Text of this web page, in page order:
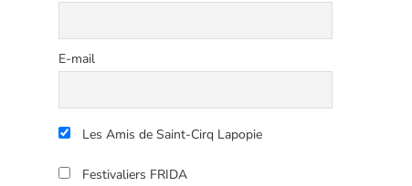
E-mail
Les Amis de Saint-Cirq Lapopie
Festivaliers FRIDA